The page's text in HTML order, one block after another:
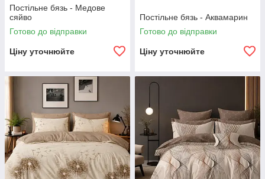
Постільне бязь - Медове
сяйво
Готово до відправки
Ціну уточнюйте
Постільне бязь - Аквамарин
Готово до відправки
Ціну уточнюйте